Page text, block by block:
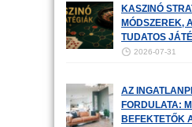
KASZINÓ
MÓDSZEREK,
TUDATOS
2026-07-31
AZ
FORDULATA:
BEFEKTETŐK